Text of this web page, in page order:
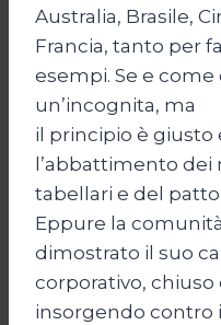
Australia, Brasile,
Francia, tanto per
esempi. Se e come
un’incognita, ma
il principio è giusto
l’abbattimento dei
tabellari e del
Eppure la
dimostrato il suo
corporativo, chiuso
insorgendo contro